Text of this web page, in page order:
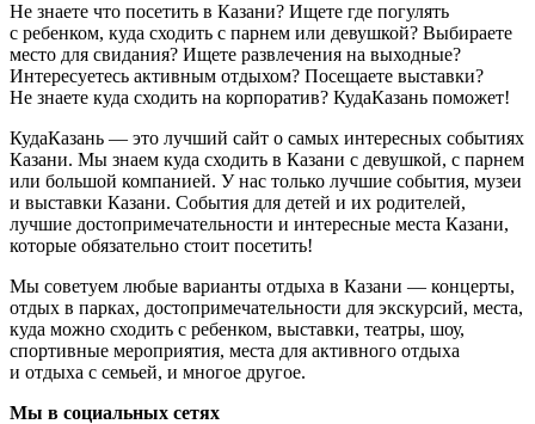
Не знаете что посетить в Казани? Ищете где погулять
с ребенком, куда сходить с парнем или девушкой? Выбираете
место для свидания? Ищете развлечения на выходные?
Интересуетесь активным отдыхом? Посещаете выставки?
Не знаете куда сходить на корпоратив? КудаКазань поможет!
КудаКазань — это лучший сайт о самых интересных событиях
Казани. Мы знаем куда сходить в Казани с девушкой, с парнем
или большой компанией. У нас только лучшие события, музеи
и выставки Казани. События для детей и их родителей,
лучшие достопримечательности и интересные места Казани,
которые обязательно стоит посетить!
Мы советуем любые варианты отдыха в Казани — концерты,
отдых в парках, достопримечательности для экскурсий, места,
куда можно сходить с ребенком, выставки, театры, шоу,
спортивные мероприятия, места для активного отдыха
и отдыха с семьей, и многое другое.
Мы в социальных сетях